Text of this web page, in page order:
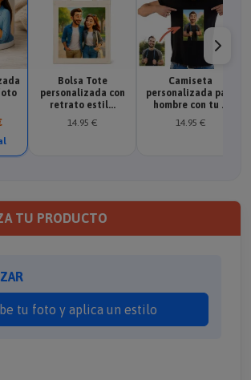
Bolsa Tote
personalizada con
retrato estil...
14.95 €
Camiseta
personalizada para
hombre con tu ...
14.95 €
TU PRODUCTO
tu foto y aplica un estilo